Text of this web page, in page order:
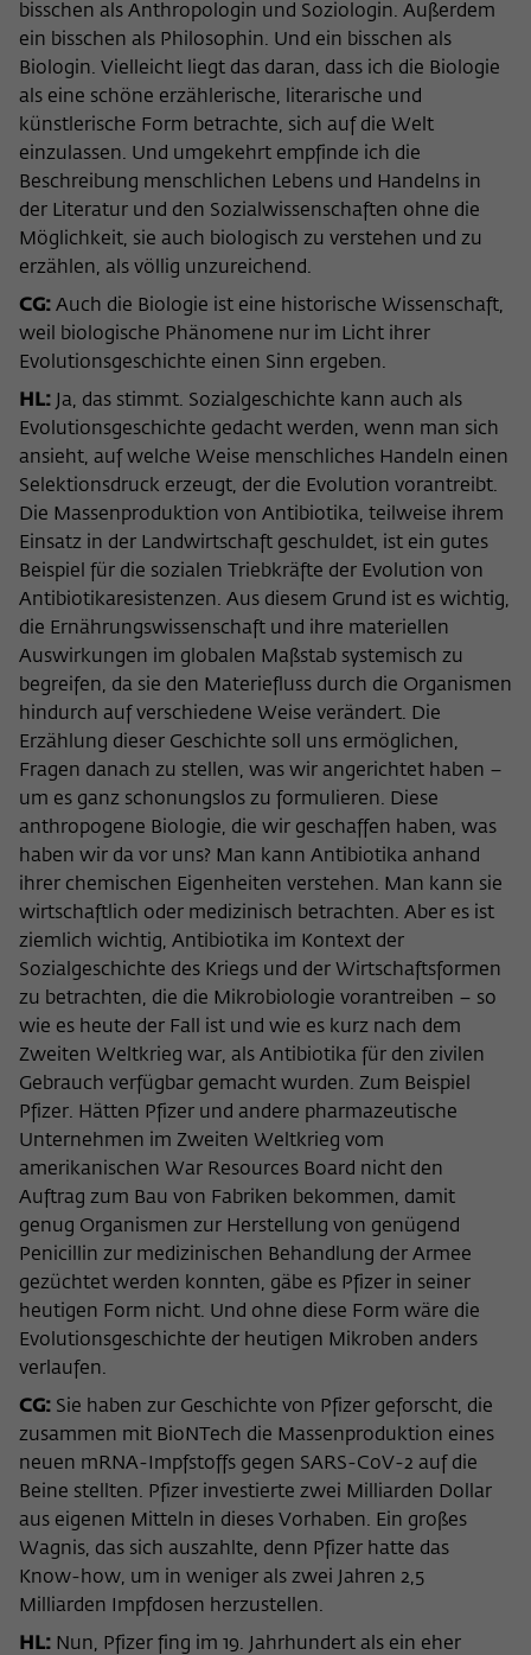
bisschen als Anthropologin und Soziologin. Außerdem
ein bisschen als Philosophin. Und ein bisschen als
Biologin. Vielleicht liegt das daran, dass ich die Biologie
als eine schöne erzählerische, literarische und
künstlerische Form betrachte, sich auf die Welt
einzulassen. Und umgekehrt empfinde ich die
Beschreibung menschlichen Lebens und Handelns in
der Literatur und den Sozialwissenschaften ohne die
Möglichkeit, sie auch biologisch zu verstehen und zu
erzählen, als völlig unzureichend.
CG: Auch die Biologie ist eine historische Wissenschaft,
weil biologische Phänomene nur im Licht ihrer
Evolutionsgeschichte einen Sinn ergeben.
HL: Ja, das stimmt. Sozialgeschichte kann auch als
Evolutionsgeschichte gedacht werden, wenn man sich
ansieht, auf welche Weise menschliches Handeln einen
Selektionsdruck erzeugt, der die Evolution vorantreibt.
Die Massenproduktion von Antibiotika, teilweise ihrem
Einsatz in der Landwirtschaft geschuldet, ist ein gutes
Beispiel für die sozialen Triebkräfte der Evolution von
Antibiotikaresistenzen. Aus diesem Grund ist es wichtig,
die Ernährungswissenschaft und ihre materiellen
Auswirkungen im globalen Maßstab systemisch zu
begreifen, da sie den Materiefluss durch die Organismen
hindurch auf verschiedene Weise verändert. Die
Erzählung dieser Geschichte soll uns ermöglichen,
Fragen danach zu stellen, was wir angerichtet haben –
um es ganz schonungslos zu formulieren. Diese
anthropogene Biologie, die wir geschaffen haben, was
haben wir da vor uns? Man kann Antibiotika anhand
ihrer chemischen Eigenheiten verstehen. Man kann sie
wirtschaftlich oder medizinisch betrachten. Aber es ist
ziemlich wichtig, Antibiotika im Kontext der
Sozialgeschichte des Kriegs und der Wirtschaftsformen
zu betrachten, die die Mikrobiologie vorantreiben – so
wie es heute der Fall ist und wie es kurz nach dem
Zweiten Weltkrieg war, als Antibiotika für den zivilen
Gebrauch verfügbar gemacht wurden. Zum Beispiel
Pfizer. Hätten Pfizer und andere pharmazeutische
Unternehmen im Zweiten Weltkrieg vom
amerikanischen War Resources Board nicht den
Auftrag zum Bau von Fabriken bekommen, damit
genug Organismen zur Herstellung von genügend
Penicillin zur medizinischen Behandlung der Armee
gezüchtet werden konnten, gäbe es Pfizer in seiner
heutigen Form nicht. Und ohne diese Form wäre die
Evolutionsgeschichte der heutigen Mikroben anders
verlaufen.
CG: Sie haben zur Geschichte von Pfizer geforscht, die
zusammen mit BioNTech die Massenproduktion eines
neuen mRNA-Impfstoffs gegen SARS-CoV-2 auf die
Beine stellten. Pfizer investierte zwei Milliarden Dollar
aus eigenen Mitteln in dieses Vorhaben. Ein großes
Wagnis, das sich auszahlte, denn Pfizer hatte das
Know-how, um in weniger als zwei Jahren 2,5
Milliarden Impfdosen herzustellen.
HL: Nun, Pfizer fing im 19. Jahrhundert als ein eher